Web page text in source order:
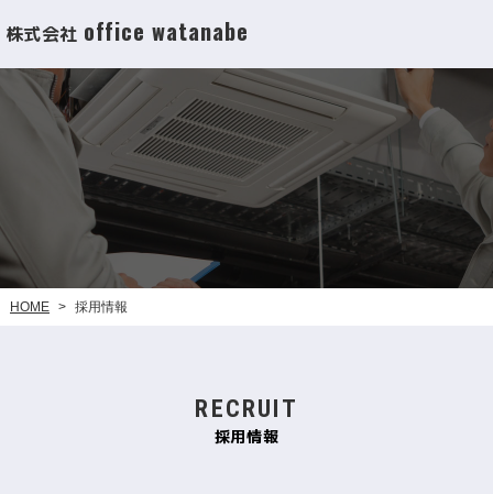
株式会社 office watanabe
HOME > 採用情報
RECRUIT
採用情報